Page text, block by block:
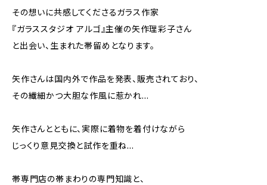
その想いに共感してくださるガラス作家
『ガラススタジオ アルゴ』主催の矢作理彩子さん
と出会い、生まれた帯留めとなります。
矢作さんは国内外で作品を発表、販売されており、
その繊細かつ大胆な作風に惹かれ…
矢作さんとともに、実際に着物を着付けながら
じっくり意見交換と試作を重ね…
帯専門店の帯まわりの専門知識と、